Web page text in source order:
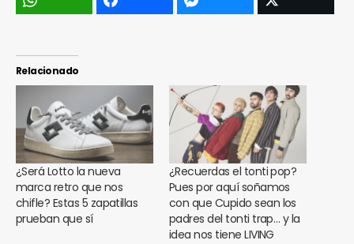
Relacionado
¿Será Lotto la nueva
marca retro que nos
chifle? Estas 5 zapatillas
prueban que sí
¿Recuerdas el tonti pop?
Pues por aquí soñamos
con que Cupido sean los
padres del tonti trap… y la
idea nos tiene LIVING